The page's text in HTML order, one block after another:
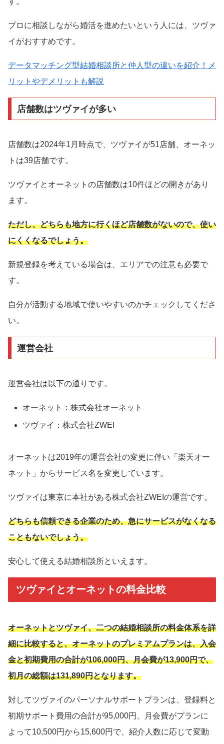
プロに相談しながら婚活を進めたいという人には、ツヴァ
イがおすすめです。
データマッチング型結婚相談所と仲人型の違いを紹介！メ
リットやデメリットも解説
店舗数はツヴァイが多い
店舗数は2024年1月時点で、ツヴァイが51店舗、オーネッ
トは39店舗です。
ツヴァイとオーネットの店舗数は10件ほどの開きがあり
ます。
ただし、どちらも地方に行くほど店舗数がないので、使い
にくくなるでしょう。
新規登録を考えている場合は、エリアでの注意も必要で
す。
自分が活動する地域で使いやすいのかチェックしてくださ
い。
運営会社
運営会社は以下の通りです。
オーネット：株式会社オーネット
ツヴァイ：株式会社ZWEI
オーネットは2019年の運営会社の変更に伴い「楽天オー
ネット」からサービス名を変更しています。
ツヴァイは東京に本社がある株式会社ZWEIの運営です。
どちらも信頼できる企業のため、急にサービスがなくなる
こともないでしょう。
安心して使える結婚相談所といえます。
ツヴァイとオーネットの料金比較
オーネットとツヴァイ、二つの結婚相談所の料金体系を詳
細に比較すると、オーネットのプレミアムプランは、入会
金と初期費用の合計が106,000円、月会費が13,900円で、
初月の総額は131,890円となります。
対してツヴァイのパーソナルサポートプランは、登録料と
初期サポート費用の合計が95,000円、月会費がプランに
よって10,500円から15,600円で、紹介人数に応じて変動